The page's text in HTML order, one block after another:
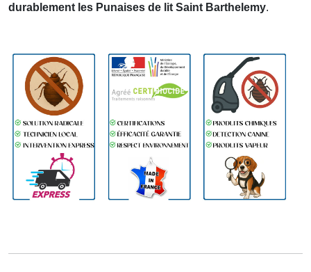
durablement les Punaises de lit Saint Barthelemy.